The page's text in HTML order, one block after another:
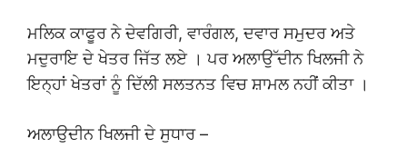
ਮਲਿਕ ਕਾਫੂਰ ਨੇ ਦੇਵਗਿਰੀ, ਵਾਰੰਗਲ, ਦਵਾਰ ਸਮੁਦਰ ਅਤੇ
ਮਦੁਰਾਇ ਦੇ ਖੇਤਰ ਜਿੱਤ ਲਏ । ਪਰ ਅਲਾਉੱਦੀਨ ਖਿਲਜੀ ਨੇ
ਇਨ੍ਹਾਂ ਖੇਤਰਾਂ ਨੂੰ ਦਿੱਲੀ ਸਲਤਨਤ ਵਿਚ ਸ਼ਾਮਲ ਨਹੀਂ ਕੀਤਾ ।
ਅਲਾਉਦੀਨ ਖਿਲਜੀ ਦੇ ਸੁਧਾਰ –